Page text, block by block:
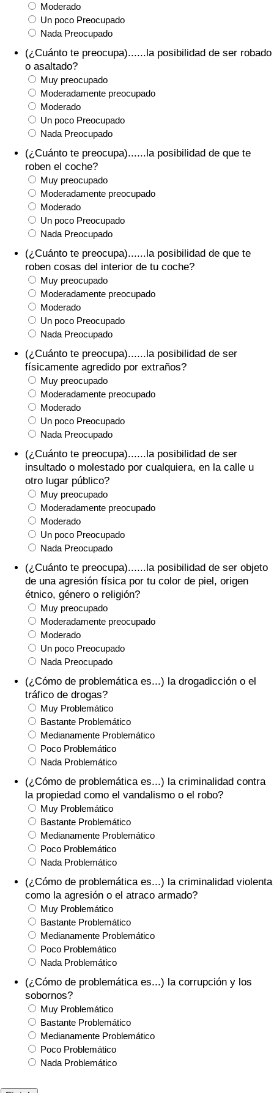
Moderado
Un poco Preocupado
Nada Preocupado
(¿Cuánto te preocupa)......la posibilidad de ser robado
o asaltado?
Muy preocupado
Moderadamente preocupado
Moderado
Un poco Preocupado
Nada Preocupado
(¿Cuánto te preocupa)......la posibilidad de que te
roben el coche?
Muy preocupado
Moderadamente preocupado
Moderado
Un poco Preocupado
Nada Preocupado
(¿Cuánto te preocupa)......la posibilidad de que te
roben cosas del interior de tu coche?
Muy preocupado
Moderadamente preocupado
Moderado
Un poco Preocupado
Nada Preocupado
(¿Cuánto te preocupa)......la posibilidad de ser
físicamente agredido por extraños?
Muy preocupado
Moderadamente preocupado
Moderado
Un poco Preocupado
Nada Preocupado
(¿Cuánto te preocupa)......la posibilidad de ser
insultado o molestado por cualquiera, en la calle u
otro lugar público?
Muy preocupado
Moderadamente preocupado
Moderado
Un poco Preocupado
Nada Preocupado
(¿Cuánto te preocupa)......la posibilidad de ser objeto
de una agresión física por tu color de piel, origen
étnico, género o religión?
Muy preocupado
Moderadamente preocupado
Moderado
Un poco Preocupado
Nada Preocupado
(¿Cómo de problemática es...) la drogadicción o el
tráfico de drogas?
Muy Problemático
Bastante Problemático
Medianamente Problemático
Poco Problemático
Nada Problemático
(¿Cómo de problemática es...) la criminalidad contra
la propiedad como el vandalismo o el robo?
Muy Problemático
Bastante Problemático
Medianamente Problemático
Poco Problemático
Nada Problemático
(¿Cómo de problemática es...) la criminalidad violenta
como la agresión o el atraco armado?
Muy Problemático
Bastante Problemático
Medianamente Problemático
Poco Problemático
Nada Problemático
(¿Cómo de problemática es...) la corrupción y los
sobornos?
Muy Problemático
Bastante Problemático
Medianamente Problemático
Poco Problemático
Nada Problemático
Tráfico
Índice de Tráfico
Índice de Tráfico (Actual)
Índice de Tráfico por País